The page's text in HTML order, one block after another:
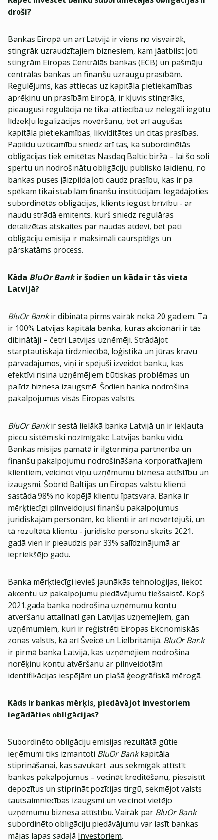
droši?
Bankas Eiropā un arī Latvijā ir viens no visvairāk,
stingrāk uzraudzītajiem biznesiem, kam jāatbilst ļoti
stingrām Eiropas Centrālās bankas (ECB) un pašmāju
centrālās bankas un finanšu uzraugu prasībām.
Regulējums, kas attiecas uz kapitāla pietiekamības
aprēķinu un prasībām Eiropā, ir kļuvis stingrāks,
pieaugusi regulācija ne tikai attiecībā uz nelegāli iegūtu
līdzekļu legalizācijas novēršanu, bet arī augušas
kapitāla pietiekamības, likviditātes un citas prasības.
Papildu uzticamību sniedz arī tas, ka subordinētās
obligācijas tiek emitētas Nasdaq Baltic biržā – lai šo soli
spertu un nodrošinātu obligāciju publisko laidienu, no
bankas puses jāizpilda ļoti daudz prasību, kas ir pa
spēkam tikai stabilām finanšu institūcijām. Iegādājoties
subordinētās obligācijas, klients iegūst brīvību - ar
naudu strādā emitents, kurš sniedz regulāras
detalizētas atskaites par naudas atdevi, bet pati
obligāciju emisija ir maksimāli caurspīdīgs un
pārskatāms process.
Kāda BluOr Bankir šodien un kāda ir tās vieta
Latvijā?
BluOr Bankir dibināta pirms vairāk nekā 20 gadiem. Tā
ir 100% Latvijas kapitāla banka, kuras akcionāri ir tās
dibinātāji – četri Latvijas uzņēmēji. Strādājot
starptautiskajā tirdzniecībā, loģistikā un jūras kravu
pārvadājumos, viņi ir spējuši izveidot banku, kas
efektīvi risina uzņēmējiem būtiskas problēmas un
palīdz biznesa izaugsmē. Šodien banka nodrošina
pakalpojumus visās Eiropas valstīs.
BluOr Bankir sestā lielākā banka Latvijā un ir iekļauta
piecu sistēmiski nozīmīgāko Latvijas banku vidū.
Bankas misijas pamatā ir ilgtermiņa partnerība un
finanšu pakalpojumu nodrošināšana korporatīvajiem
klientiem, veicinot viņu uzņēmumu biznesa attīstību un
izaugsmi. Šobrīd Baltijas un Eiropas valstu klienti
sastāda 98% no kopējā klientu īpatsvara. Banka ir
mērķtiecīgi pilnveidojusi finanšu pakalpojumus
juridiskajām personām, ko klienti ir arī novērtējuši, un
tā rezultātā klientu - juridisko personu skaits 2021.
gadā vien ir pieaudzis par 33% salīdzinājumā ar
iepriekšējo gadu.
Banka mērķtiecīgi ievieš jaunākās tehnoloģijas, liekot
akcentu uz pakalpojumu piedāvājumu tiešsaistē. Kopš
2021.gada banka nodrošina uzņēmumu kontu
atvēršanu attālināti gan Latvijas uzņēmējiem, gan
uzņēmumiem, kuri ir reģistrēti Eiropas Ekonomiskās
zonas valstīs, kā arī Šveicē un Lielbritānijā. BluOr Bank
ir pirmā banka Latvijā, kas uzņēmējiem nodrošina
norēķinu kontu atvēršanu ar pilnveidotām
identifikācijas iespējām un plašā ģeogrāfiskā mērogā.
Kāds ir bankas mērķis, piedāvājot investoriem
iegādāties obligācijas?
Subordinēto obligāciju emisijas rezultātā gūtie
ieņēmumi tiks izmantoti BluOr Bankkapitāla
stiprināšanai, kas savukārt ļaus sekmīgāk attīstīt
bankas pakalpojumus – vecināt kreditēšanu, piesaistīt
depozītus un stiprināt pozīcijas tirgū, sekmējot valsts
tautsaimniecības izaugsmi un veicinot vietējo
uzņēmumu biznesa attīstību. Vairāk par BluOr Bank
subordinēto obligāciju piedāvājumu var lasīt bankas
mājas lapas sadaļā Investoriem.